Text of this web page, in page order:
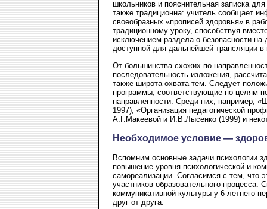
школьников и пояснительная записка
также традиционна: учитель сообщает
своеобразных «прописей здоровья» в
традиционному уроку, способствуя
исключением раздела о безопасности на
доступной для дальнейшей трансляции
От большинства схожих по
последовательность изложения,
также широта охвата тем. Следует
программы, соответствующие по целям
направленности. Среди них, например,
1997), «Организация педагогической
А.Г.Макеевой и И.В.Лысенко (1999) и
Необходимое условие —
Вспомним основные задачи психологии
повышение уровня психологической и
самореализации. Согласимся с тем, что
участников образовательного
коммуникативной культуры у 6-летнего
друг от друга.